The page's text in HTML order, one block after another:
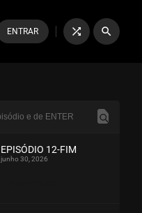
ENTRAR shuffle search
EPISÓDIO 12-FIM
junho 30, 2026